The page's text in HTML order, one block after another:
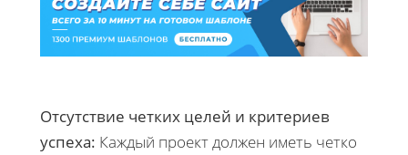
Отсутствие четких целей и критериев
успеха: Каждый проект должен иметь четко